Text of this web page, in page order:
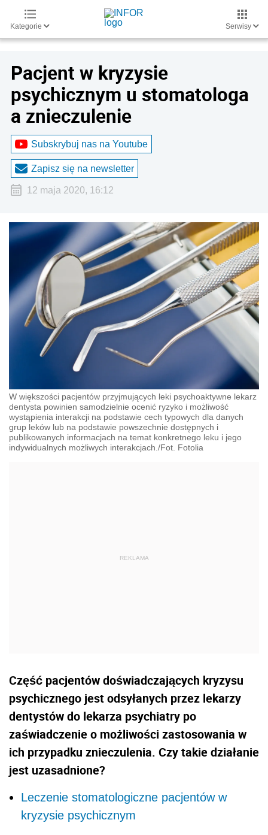
Kategorie Serwisy
Pacjent w kryzysie
psychicznym u stomatologa
a znieczulenie
Subskrybuj nas na Youtube
Zapisz się na newsletter
12 maja 2020, 16:12
W większości pacjentów przyjmujących leki psychoaktywne lekarz
dentysta powinien samodzielnie ocenić ryzyko i możliwość
wystąpienia interakcji na podstawie cech typowych dla danych
grup leków lub na podstawie powszechnie dostępnych i
publikowanych informacjach na temat konkretnego leku i jego
indywidualnych możliwych interakcjach./Fot. Fotolia
Część pacjentów doświadczających kryzysu
psychicznego jest odsyłanych przez lekarzy
dentystów do lekarza psychiatry po
zaświadczenie o możliwości zastosowania w
ich przypadku znieczulenia. Czy takie działanie
jest uzasadnione?
Leczenie stomatologiczne pacjentów w
kryzysie psychicznym